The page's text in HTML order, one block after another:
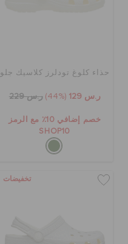
حذاء كلوغ تودلرز كلاسيك جلو
ر.س 129 (44%) ر.س 229
خصم إضافي 10٪ مع الرمز
SHOP10
تخفيضات